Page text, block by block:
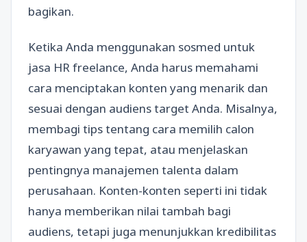
bagikan.
Ketika Anda menggunakan sosmed untuk
jasa HR freelance, Anda harus memahami
cara menciptakan konten yang menarik dan
sesuai dengan audiens target Anda. Misalnya,
membagi tips tentang cara memilih calon
karyawan yang tepat, atau menjelaskan
pentingnya manajemen talenta dalam
perusahaan. Konten-konten seperti ini tidak
hanya memberikan nilai tambah bagi
audiens, tetapi juga menunjukkan kredibilitas